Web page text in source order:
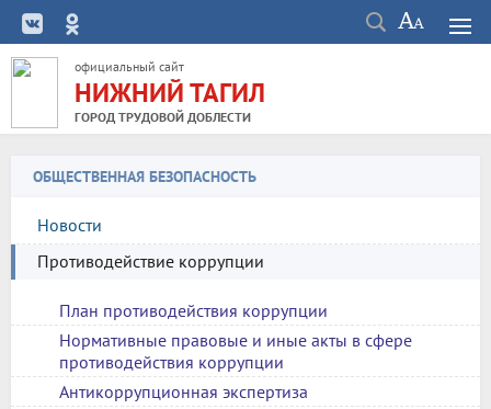
официальный сайт
НИЖНИЙ ТАГИЛ
ГОРОД ТРУДОВОЙ ДОБЛЕСТИ
ОБЩЕСТВЕННАЯ БЕЗОПАСНОСТЬ
Новости
Противодействие коррупции
План противодействия коррупции
Нормативные правовые и иные акты в сфере
противодействия коррупции
Антикоррупционная экспертиза